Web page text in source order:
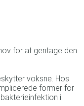
for at gentage den.
voksne. Hos
former for
i